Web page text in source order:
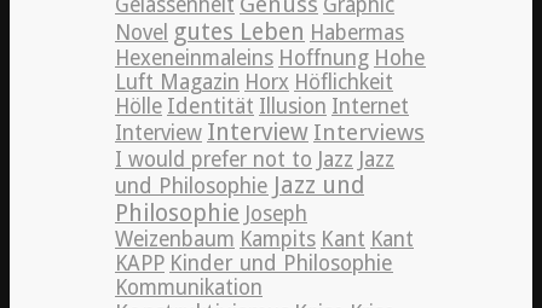
Novel gutes Leben Habermas
Hexeneinmaleins Hoffnung Hohe
Luft Magazin Horx Höflichkeit
Hölle Identität Illusion Internet
Interview Interview Interviews
I would prefer not to Jazz Jazz
und Philosophie Jazz und
Philosophie Joseph
Weizenbaum Kampits Kant Kant
KAPP Kinder und Philosophie
Kommunikation